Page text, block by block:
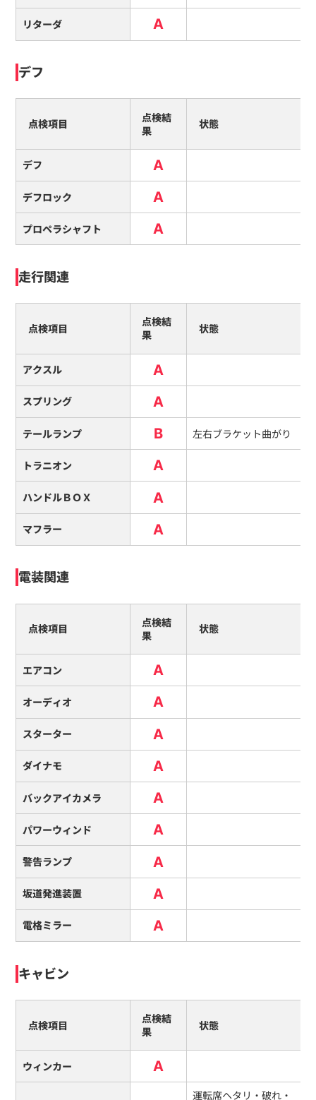
リターダ A
デフ
点検項目
点検結
果
状態
デフ A
デフロック A
プロペラシャフト A
走行関連
点検項目
点検結
果
状態
アクスル A
スプリング A
テールランプ B 左右ブラケット曲がり
トラニオン A
ハンドルＢＯＸ A
マフラー A
電装関連
点検項目
点検結
果
状態
エアコン A
オーディオ A
スターター A
ダイナモ A
バックアイカメラ A
パワーウィンド A
警告ランプ A
坂道発進装置 A
電格ミラー A
キャビン
点検項目
点検結
果
状態
ウィンカー A
運転席ヘタリ・破れ・